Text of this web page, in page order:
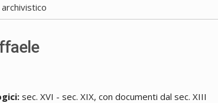
sec. XVI - sec. XIX, con documenti dal sec. XIII